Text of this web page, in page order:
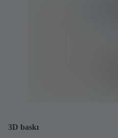
3D baskı